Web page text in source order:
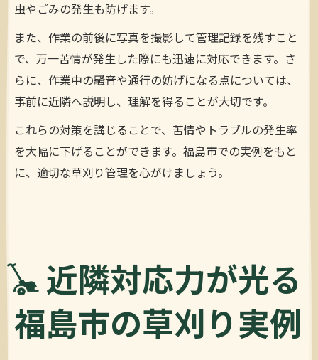
虫やごみの発生も防げます。
また、作業の前後に写真を撮影して管理記録を残すこと
で、万一苦情が発生した際にも迅速に対応できます。さ
らに、作業中の騒音や通行の妨げになる点については、
事前に近隣へ説明し、理解を得ることが大切です。
これらの対策を講じることで、苦情やトラブルの発生率
を大幅に下げることができます。福島市での実例をもと
に、適切な草刈り管理を心がけましょう。
近隣対応力が光る
福島市の草刈り実例